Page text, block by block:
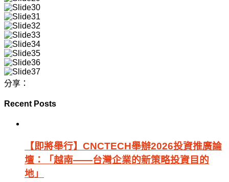
分享：
Recent Posts
【即將舉行】CNCTECH舉辦2026投資推廣論
壇：「越南——台灣企業的新策略投資目的
地」